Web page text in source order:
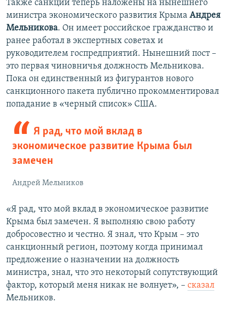
​Также санкции теперь наложены на нынешнего
министра экономического развития Крыма Андрея
Мельникова. Он имеет российское гражданство и
ранее работал в экспертных советах и
руководителем госпредприятий. Нынешний пост –
это первая чиновничья должность Мельникова.
Пока он единственный из фигурантов нового
санкционного пакета публично прокомментировал
попадание в «черный список» США.
Я рад, что мой вклад в
экономическое развитие Крыма был
замечен
Андрей Мельников
«Я рад, что мой вклад в экономическое развитие
Крыма был замечен. Я выполняю свою работу
добросовестно и честно. Я знал, что Крым – это
санкционный регион, поэтому когда принимал
предложение о назначении на должность
министра, знал, что это некоторый сопутствующий
фактор, который меня никак не волнует», – сказал
Мельников.